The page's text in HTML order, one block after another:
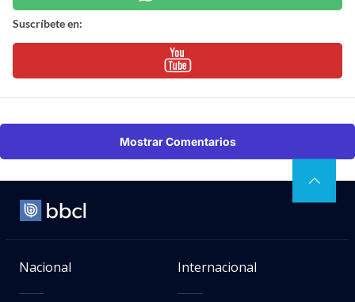
Suscríbete en:
Mostrar Comentarios
Nacional Internacional